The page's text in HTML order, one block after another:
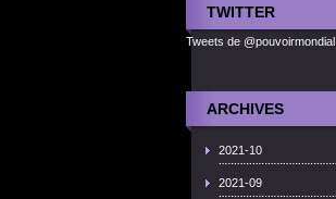
TWITTER
Tweets de @pouvoirmondial
ARCHIVES
2021-10
2021-09